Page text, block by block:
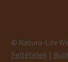
© Natura-Life
Feltételek